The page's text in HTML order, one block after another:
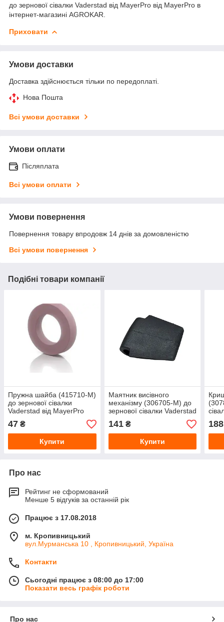
до зернової сівалки Vaderstad від MayerPro від MayerPro в
інтернет-магазині AGROKAR.
Приховати
Умови доставки
Доставка здійснюється тільки по передоплаті.
Нова Пошта
Всі умови доставки
Умови оплати
Післяплата
Всі умови оплати
Умови повернення
Повернення товару впродовж 14 днів за домовленістю
Всі умови повернення
Подібні товари компанії
Пружна шайба (415710-M)
до зернової сівалки
Vaderstad від MayerPro
47 ₴
Купити
Маятник висівного
механізму (306705-M) до
зернової сівалки Vaderstad
від MayerPro
141₴
Купити
188
Про нас
Рейтинг не сформований
Менше 5 відгуків за останній рік
Працює з 17.08.2018
м. Кропивницький
вул.Мурманська 10 , Кропивницький, Україна
Контакти
Сьогодні працює з 08:00 до 17:00
Показати весь графік роботи
Про нас